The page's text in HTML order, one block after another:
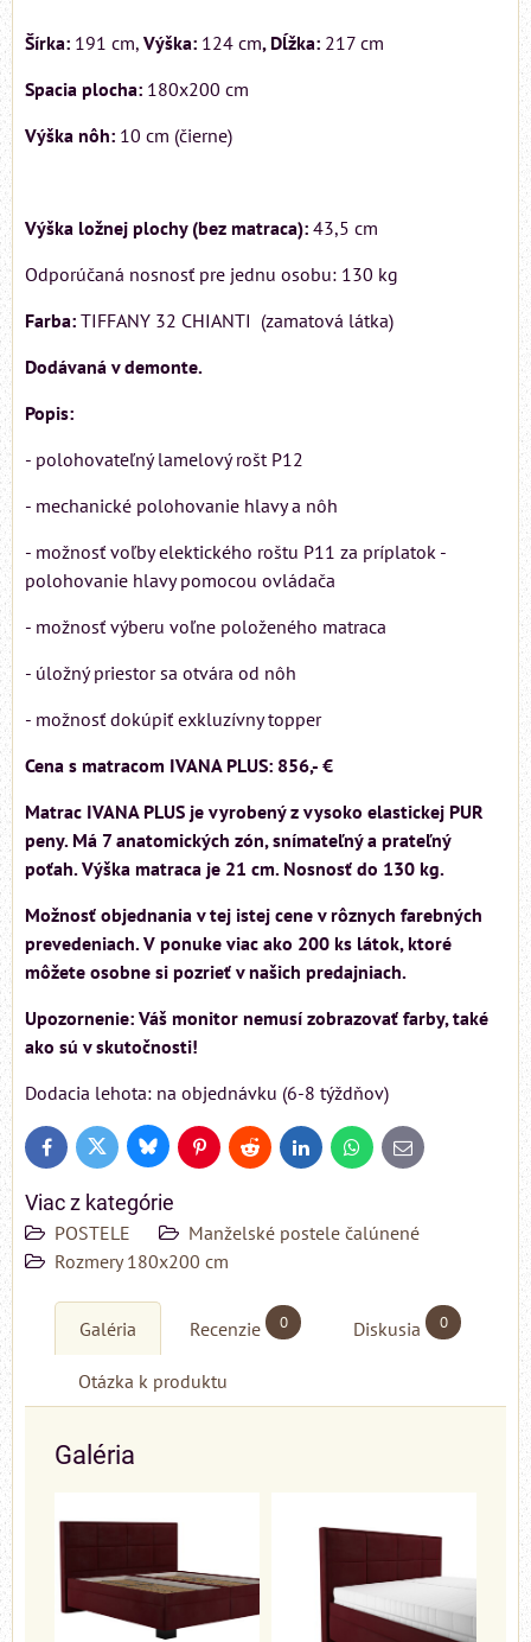
Šírka: 191 cm, Výška: 124 cm, Dĺžka: 217 cm
Spacia plocha: 180x200 cm
Výška nôh: 10 cm (čierne)
Výška ložnej plochy (bez matraca): 43,5 cm
Odporúčaná nosnosť pre jednu osobu: 130 kg
Farba: TIFFANY 32 CHIANTI (zamatová látka)
Dodávaná v demonte.
Popis:
- polohovateľný lamelový rošt P12
- mechanické polohovanie hlavy a nôh
- možnosť voľby elektického roštu P11 za príplatok -
polohovanie hlavy pomocou ovládača
- možnosť výberu voľne položeného matraca
- úložný priestor sa otvára od nôh
- možnosť dokúpiť exkluzívny topper
Cena s matracom IVANA PLUS: 856,- €
Matrac IVANA PLUS je vyrobený z vysoko elastickej PUR
peny. Má 7 anatomických zón, snímateľný a prateľný
poťah. Výška matraca je 21 cm. Nosnosť do 130 kg.
Možnosť objednania v tej istej cene v rôznych farebných
prevedeniach. V ponuke viac ako 200 ks látok, ktoré
môžete osobne si pozrieť v našich predajniach.
Upozornenie: Váš monitor nemusí zobrazovať farby, také
ako sú v skutočnosti!
Dodacia lehota: na objednávku (6-8 týždňov)
FacebookTwitter BlueskyPinterestReddit LinkedInWhatsApp
E-
mail
Viac z kategórie
POSTELE
Manželské postele čalúnené
Rozmery 180x200 cm
Galéria Recenzie 0 Diskusia 0
Otázka k produktu
Galéria